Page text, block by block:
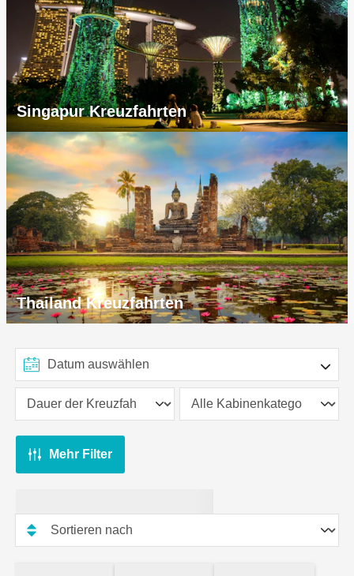
Singapur Kreuzfahrten
Thailand Kreuzfahrten
Mehr Filter